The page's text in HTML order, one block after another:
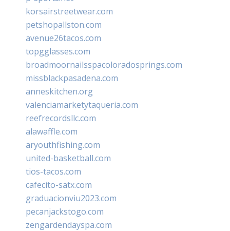
korsairstreetwear.com
petshopallston.com
avenue26tacos.com
topgglasses.com
broadmoornailsspacoloradosprings.com
missblackpasadena.com
anneskitchen.org
valenciamarketytaqueria.com
reefrecordsllc.com
alawaffle.com
aryouthfishing.com
united-basketball.com
tios-tacos.com
cafecito-satx.com
graduacionviu2023.com
pecanjackstogo.com
zengardendayspa.com